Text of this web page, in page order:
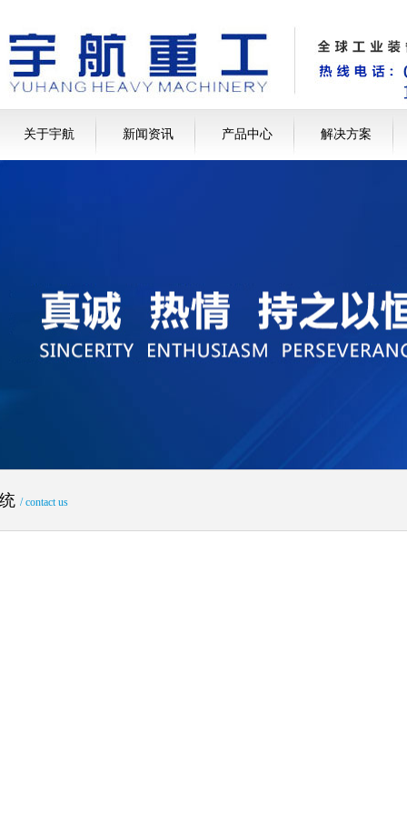
关于宇航 新闻资讯 产品中心 解决方案
/ contact us